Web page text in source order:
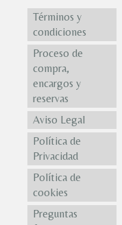
Términos y
condiciones
Proceso de
compra,
encargos y
reservas
Aviso Legal
Política de
Privacidad
Política de
cookies
Preguntas